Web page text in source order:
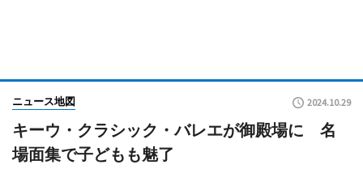
ニュース地図 2024.10.29
キーウ・クラシック・バレエが御殿場に 名
場面集で子どもも魅了